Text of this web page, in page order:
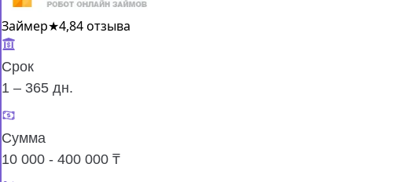
Займер★4,84 отзыва
Срок
1 – 365 дн.
Сумма
10 000 - 400 000 ₸